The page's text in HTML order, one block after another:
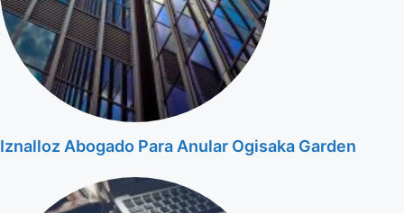
Iznalloz Abogado Para Anular Ogisaka Garden